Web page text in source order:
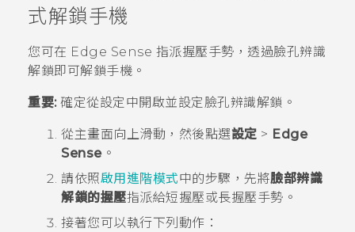
VIVERSE
應用程式
支援服務
式解鎖手機
您可在 Edge Sense 指派握壓手勢，透過臉孔辨識
解鎖即可解鎖手機。
重要:確定從設定中開啟並設定 臉孔辨識解鎖 。
從主畫面向上滑動，然後點選設定 > Edge
Sense。
請依照啟用進階模式中的步驟，先將臉部辨識
解鎖的握壓指派給短握壓或長握壓手勢。
接著您可以執行下列動作：